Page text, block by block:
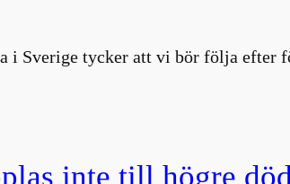
i Sverige tycker att vi bör följa efter
inte till högre